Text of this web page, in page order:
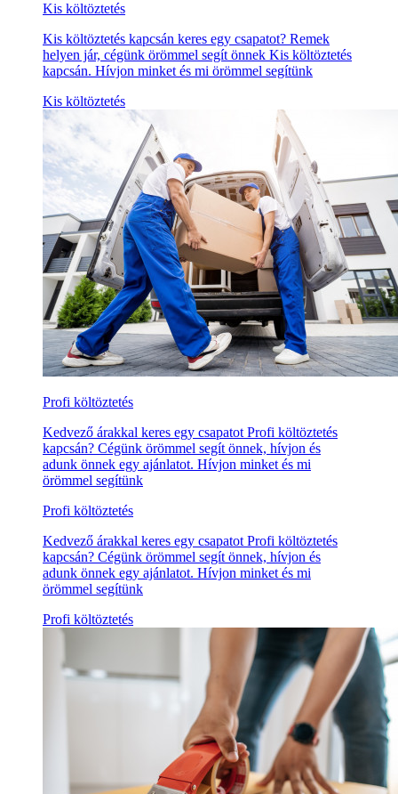
Kis költöztetés
Kis költöztetés kapcsán keres egy csapatot? Remek
helyen jár, cégünk örömmel segít önnek Kis költöztetés
kapcsán. Hívjon minket és mi örömmel segítünk
Kis költöztetés
Profi költöztetés
Kedvező árakkal keres egy csapatot Profi költöztetés
kapcsán? Cégünk örömmel segít önnek, hívjon és
adunk önnek egy ajánlatot. Hívjon minket és mi
örömmel segítünk
Profi költöztetés
Kedvező árakkal keres egy csapatot Profi költöztetés
kapcsán? Cégünk örömmel segít önnek, hívjon és
adunk önnek egy ajánlatot. Hívjon minket és mi
örömmel segítünk
Profi költöztetés